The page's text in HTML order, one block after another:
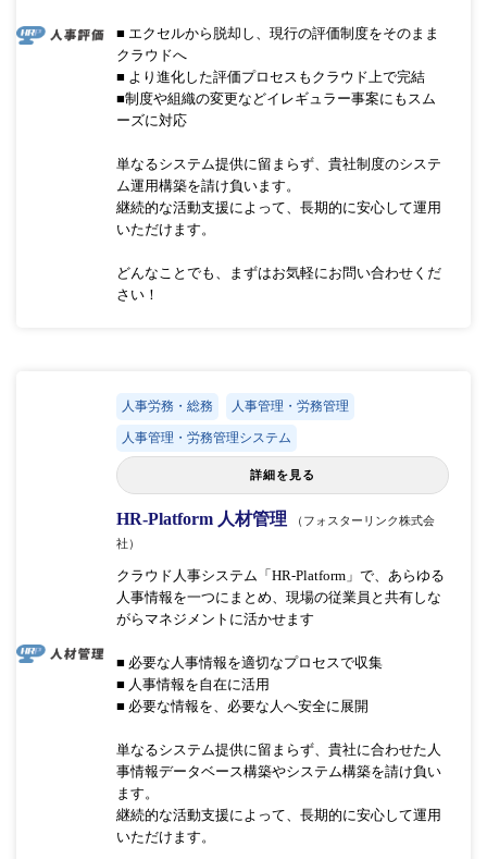
■ エクセルから脱却し、現行の評価制度をそのまま
クラウドへ
■ より進化した評価プロセスもクラウド上で完結
■制度や組織の変更などイレギュラー事案にもスム
ーズに対応
単なるシステム提供に留まらず、貴社制度のシステ
ム運用構築を請け負います。
継続的な活動支援によって、長期的に安心して運用
いただけます。
どんなことでも、まずはお気軽にお問い合わせくだ
さい！
人事労務・総務 人事管理・労務管理
人事管理・労務管理システム
詳細を見る
HR-Platform 人材管理
（フォスターリンク株式会
社）
クラウド人事システム「HR-Platform」で、あらゆる
人事情報を一つにまとめ、現場の従業員と共有しな
がらマネジメントに活かせます
■ 必要な人事情報を適切なプロセスで収集
■ 人事情報を自在に活用
■ 必要な情報を、必要な人へ安全に展開
単なるシステム提供に留まらず、貴社に合わせた人
事情報データベース構築やシステム構築を請け負い
ます。
継続的な活動支援によって、長期的に安心して運用
いただけます。